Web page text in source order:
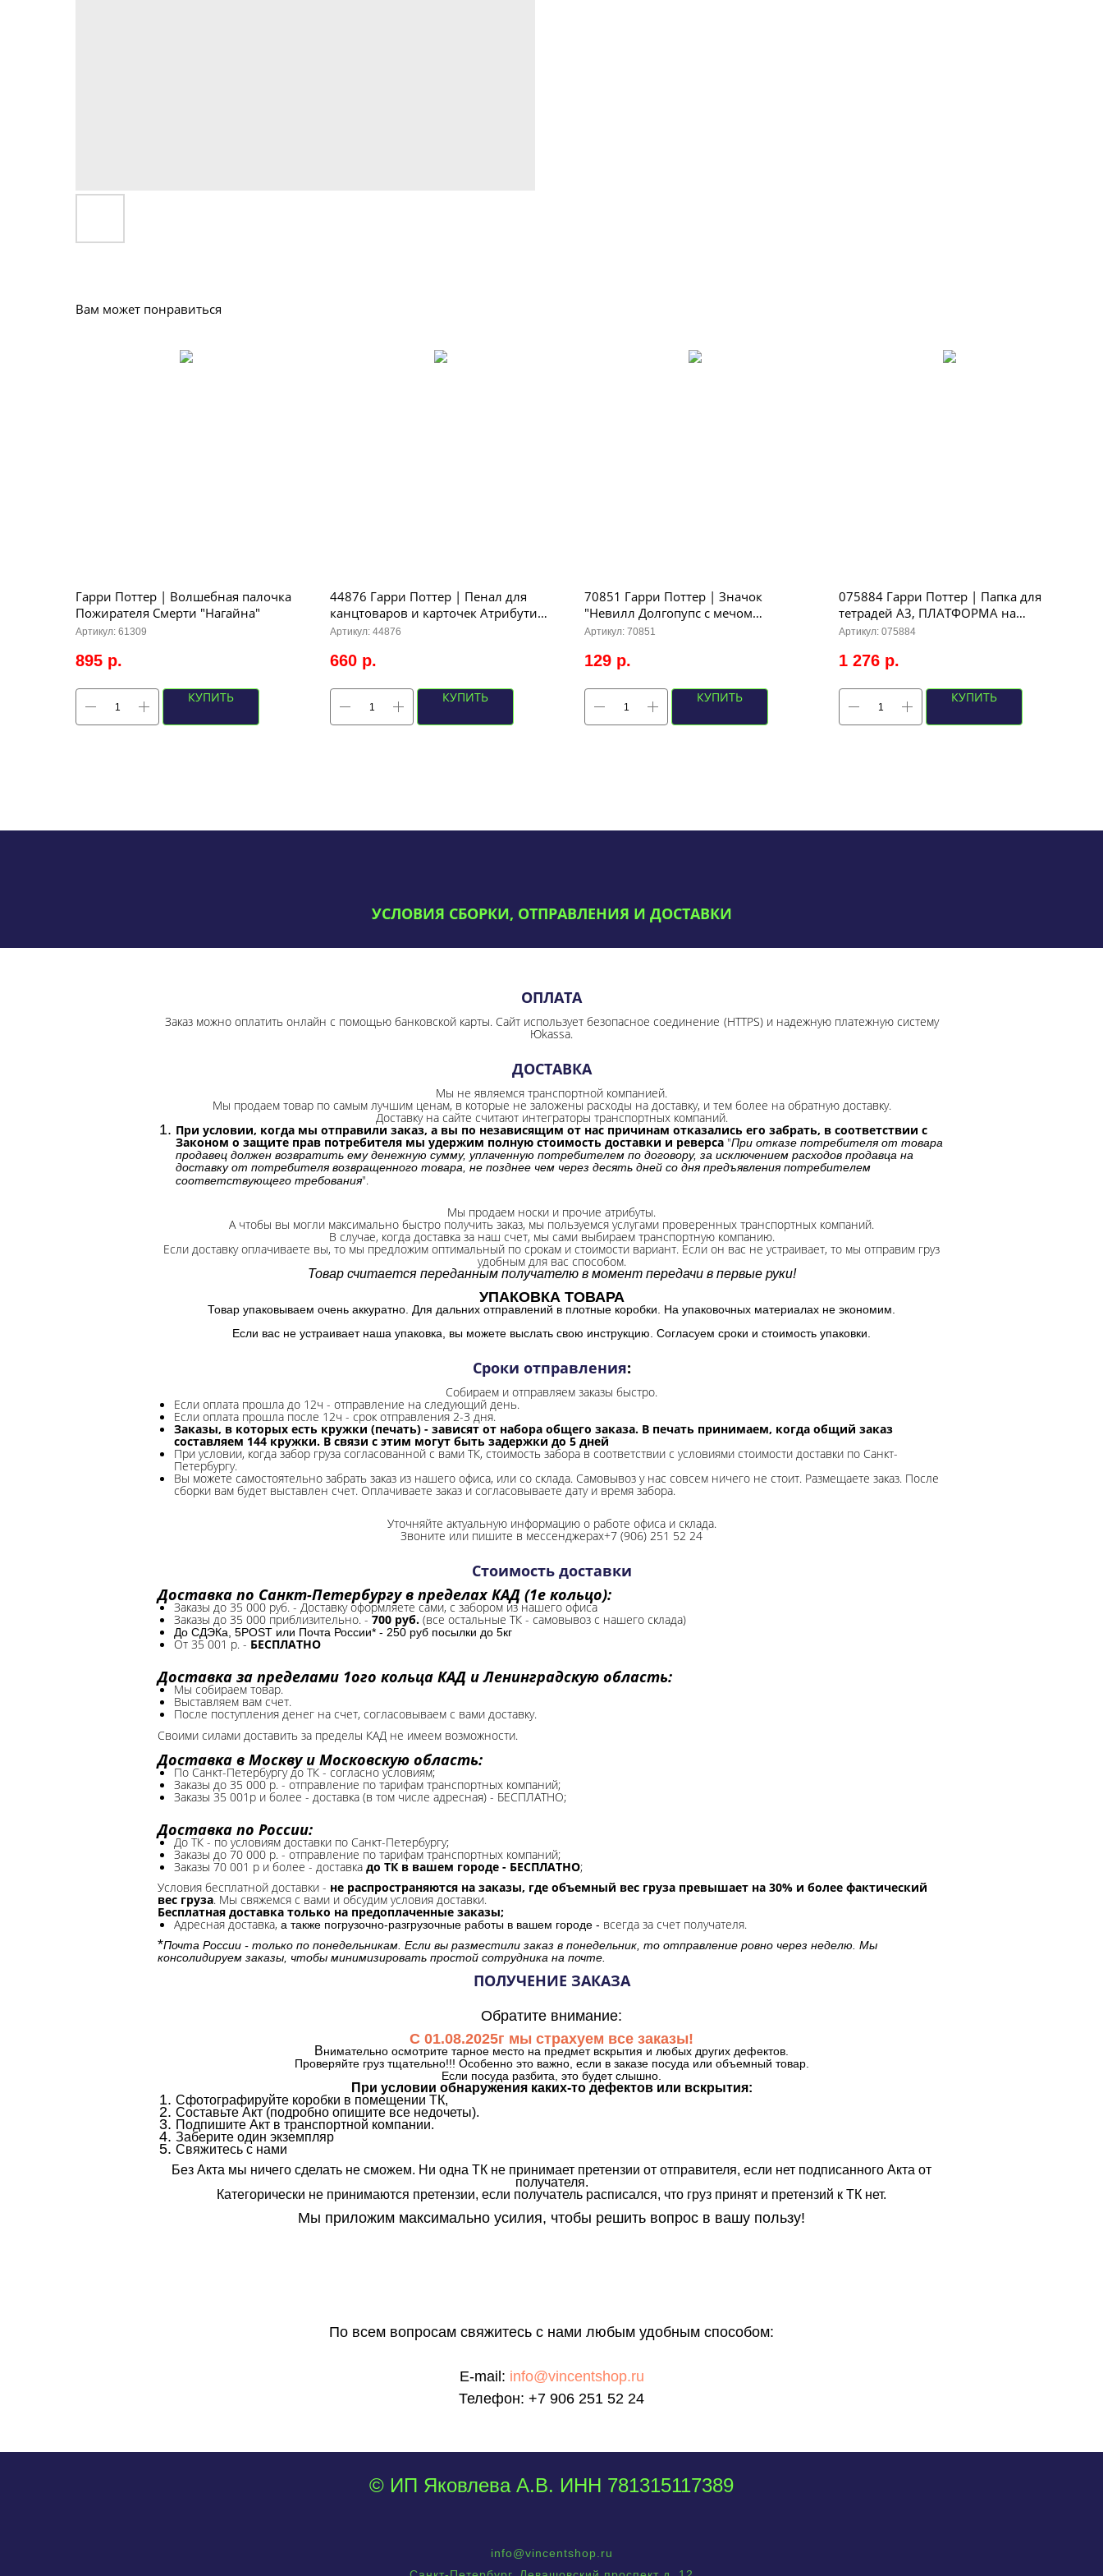
Вам может понравиться
Гарри Поттер | Волшебная палочка
Пожирателя Смерти "Нагайна"
Артикул: 61309
895 р.
КУПИТЬ
44876 Гарри Поттер | Пенал для
канцтоваров и карточек Атрибутика
Хогвартса, р-р 21Х14Х7,5см
Артикул: 44876
660 р.
КУПИТЬ
70851 Гарри Поттер | Значок
"Невилл Долгопупс с мечом
Годрика. Чиби", р-р 3,1х2,7см
Артикул: 70851
129 р.
КУПИТЬ
075884 Гарри Поттер | Папка для
тетрадей A3, ПЛАТФОРМА на
молнии, с ручками 34,5х46х5см
Артикул: 075884
1 276 р.
КУПИТЬ
УСЛОВИЯ СБОРКИ, ОТПРАВЛЕНИЯ И ДОСТАВКИ
ОПЛАТА
Заказ можно оплатить онлайн с помощью банковской карты. Сайт использует безопасное соединение (HTTPS) и надежную платежную систему
Юkassa.
ДОСТАВКА
Мы не являемся транспортной компанией.
Мы продаем товар по самым лучшим ценам, в которые не заложены расходы на доставку, и тем более на обратную доставку.
Доставку на сайте считают интеграторы транспортных компаний.
При условии, когда мы отправили заказ, а вы по независящим от нас причинам отказались его забрать, в соответствии с
Законом о защите прав потребителя мы удержим полную стоимость доставки и реверса "При отказе потребителя от товара
продавец должен возвратить ему денежную сумму, уплаченную потребителем по договору, за исключением расходов продавца на
доставку от потребителя возвращенного товара, не позднее чем через десять дней со дня предъявления потребителем
соответствующего требования".
Мы продаем носки и прочие атрибуты.
А чтобы вы могли максимально быстро получить заказ, мы пользуемся услугами проверенных транспортных компаний.
В случае, когда доставка за наш счет, мы сами выбираем транспортную компанию.
Если доставку оплачиваете вы, то мы предложим оптимальный по срокам и стоимости вариант. Если он вас не устраивает, то мы отправим груз
удобным для вас способом.
Товар считается переданным получателю в момент передачи в первые руки!
УПАКОВКА ТОВАРА
Товар упаковываем очень аккуратно. Для дальних отправлений в плотные коробки. На упаковочных материалах не экономим.
Если вас не устраивает наша упаковка, вы можете выслать свою инструкцию. Согласуем сроки и стоимость упаковки.
Сроки отправления:
Собираем и отправляем заказы быстро.
Если оплата прошла до 12ч - отправление на следующий день.
Если оплата прошла после 12ч - срок отправления 2-3 дня.
Заказы, в которых есть кружки (печать) - зависят от набора общего заказа. В печать принимаем, когда общий заказ
составляем 144 кружки. В связи с этим могут быть задержки до 5 дней
При условии, когда забор груза согласованной с вами ТК, стоимость забора в соответствии с условиями стоимости доставки по Санкт-
Петербургу.
Вы можете самостоятельно забрать заказ из нашего офиса, или со склада. Самовывоз у нас совсем ничего не стоит. Размещаете заказ. После
сборки вам будет выставлен счет. Оплачиваете заказ и согласовываете дату и время забора.
Уточняйте актуальную информацию о работе офиса и склада.
Звоните или пишите в мессенджерах+7 (906) 251 52 24
Стоимость доставки
Доставка по Санкт-Петербургу в пределах КАД (1е кольцо):
Заказы до 35 000 руб. - Доставку оформляете сами, с забором из нашего офиса
Заказы до 35 000 приблизительно. - 700 руб. (все остальные ТК - самовывоз с нашего склада)
До СДЭКа, 5POST или Почта России* - 250 руб посылки до 5кг
От 35 001 р. - БЕСПЛАТНО
Доставка за пределами 1ого кольца КАД и Ленинградскую область:
Мы собираем товар.
Выставляем вам счет.
После поступления денег на счет, согласовываем с вами доставку.
Своими силами доставить за пределы КАД не имеем возможности.​
Доставка в Москву и Московскую область:
По Санкт-Петербургу до ТК - согласно условиям;
Заказы до 35 000 р. - отправление по тарифам транспортных компаний;
Заказы 35 001р и более - доставка (в том числе адресная) - БЕСПЛАТНО;
Доставка по России:
До ТК - по условиям доставки по Санкт-Петербургу;
Заказы до 70 000 р. - отправление по тарифам транспортных компаний;
Заказы 70 001 р и более - доставка до ТК в вашем городе - БЕСПЛАТНО;
Условия бесплатной доставки - не распространяются на заказы, где объемный вес груза превышает на 30% и более фактический
вес груза. Мы свяжемся с вами и обсудим условия доставки.
Бесплатная доставка только на предоплаченные заказы;
Адресная доставка, а также погрузочно-разгрузочные работы в вашем городе - всегда за счет получателя.
*Почта России - только по понедельникам. Если вы разместили заказ в понедельник, то отправление ровно через неделю. Мы
консолидируем заказы, чтобы минимизировать простой сотрудника на почте.
ПОЛУЧЕНИЕ ЗАКАЗА
Обратите внимание:
С 01.08.2025г мы страхуем все заказы!
Внимательно осмотрите тарное место на предмет вскрытия и любых других дефектов.
Проверяйте груз тщательно!!! Особенно это важно, если в заказе посуда или объемный товар.
Если посуда разбита, это будет слышно.
При условии обнаружения каких-то дефектов или вскрытия:
Сфотографируйте коробки в помещении ТК,
Составьте Акт (подробно опишите все недочеты).
Подпишите Акт в транспортной компании.
Заберите один экземпляр
Свяжитесь с нами
Без Акта мы ничего сделать не сможем. Ни одна ТК не принимает претензии от отправителя, если нет подписанного Акта от
получателя.
Категорически не принимаются претензии, если получатель расписался, что груз принят и претензий к ТК нет.
Мы приложим максимально усилия, чтобы решить вопрос в вашу пользу!
По всем вопросам свяжитесь с нами любым удобным способом:
E-mail: info@vincentshop.ru
Телефон: +7 906 251 52 24
© ИП Яковлева А.В. ИНН 781315117389
info@vincentshop.ru